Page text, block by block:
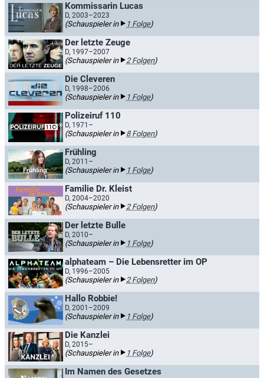
Kommissarin Lucas
D, 2003–2023
(Schauspieler in 1 Folge)
Der letzte Zeuge
D, 1997–2007
(Schauspieler in 2 Folgen)
Die Cleveren
D, 1998–2006
(Schauspieler in 1 Folge)
Polizeiruf 110
D, 1971–
(Schauspieler in 8 Folgen)
Frühling
D, 2011–
(Schauspieler in 1 Folge)
Familie Dr. Kleist
D, 2004–2020
(Schauspieler in 2 Folgen)
Der letzte Bulle
D, 2010–
(Schauspieler in 1 Folge)
alphateam – Die Lebensretter im OP
D, 1996–2005
(Schauspieler in 2 Folgen)
Hallo Robbie!
D, 2001–2009
(Schauspieler in 1 Folge)
Die Kanzlei
D, 2015–
(Schauspieler in 1 Folge)
Im Namen des Gesetzes